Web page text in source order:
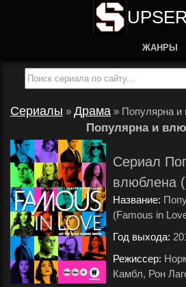
ЖАНРЫ
Сериалы » Драма » Популярна и
Популярна и
Сериал
влюблена
Название:
(Famous in
Год выхода:
Режиссер:
Камбл, Рон